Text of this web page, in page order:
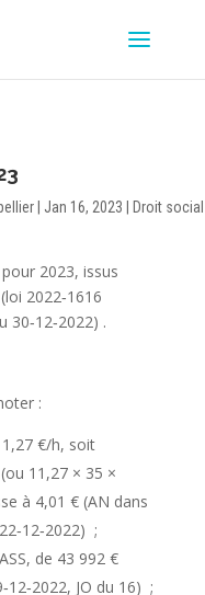
Jan 16, 2023 Droit social
2023, issus
(loi 2022‑1616
30‑12‑2022) .
:
€/h, soit
11,27 × 35 ×
à 4,01 € (AN dans
;
de 43 992 €
JO du 16) ;